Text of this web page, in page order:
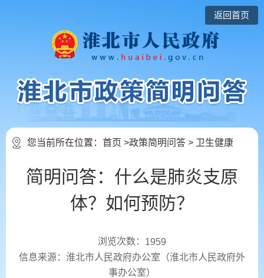
返回首页
您当前所在位置： 首页 >政策简明问答 > 卫生健康
简明问答：什么是肺炎支原
体？如何预防？
浏览次数： 1959
信息来源：淮北市人民政府办公室（淮北市人民政府外
事办公室）